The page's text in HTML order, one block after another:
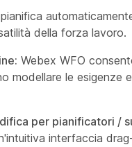
della forza lavoro.
Webex WFO
modellare le esigenze
per pianificatori /
interfaccia